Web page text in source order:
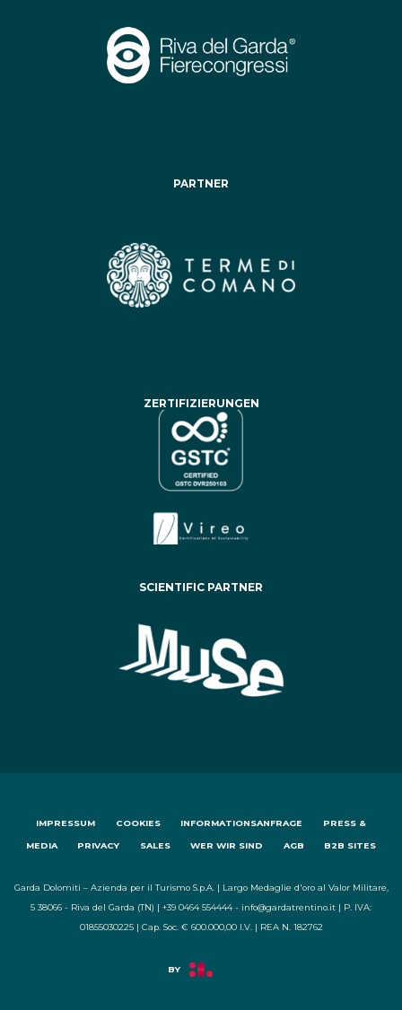
PARTNER
ZERTIFIZIERUNGEN
SCIENTIFIC PARTNER
IMPRESSUM COOKIES INFORMATIONSANFRAGE PRESS &
MEDIA PRIVACY SALES WER WIR SIND AGB B2B SITES
Garda Dolomiti – Azienda per il Turismo S.p.A. | Largo Medaglie d'oro al Valor Militare,
5 38066 - Riva del Garda (TN) | +39 0464 554444 - info@gardatrentino.it | P. IVA:
01855030225 | Cap. Soc. € 600.000,00 I.V. | REA N. 182762